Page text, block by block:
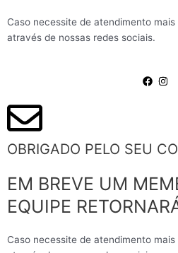
Caso necessite de atendimento
através de nossas redes sociais.
OBRIGADO PELO SEU
EM BREVE UM
EQUIPE
Caso necessite de atendimento